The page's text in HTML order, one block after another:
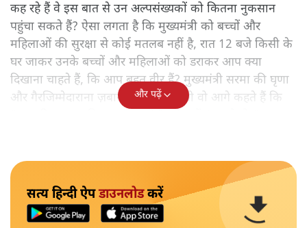
कह रहे हैं वे इस बात से उन अल्पसंख्यकों को कितना नुकसान
पहुंचा सकते हैं? ऐसा लगता है कि मुख्यमंत्री को बच्चों और
महिलाओं की सुरक्षा से कोई मतलब नहीं है, रात 12 बजे किसी के
घर जाकर उनके बच्चों और महिलाओं को डराकर आप क्या
दिखाना चाहते हैं, कि आप बहुत वीर हैं? मुख्यमंत्री सरमा की घृणा
और गैरजिम्मेदाराना ज़बान यहीं नहीं रुकती वो आगे कहते हैं कि
और पढ़ें
सत्य हिन्दी ऐपडाउनलोडकरें